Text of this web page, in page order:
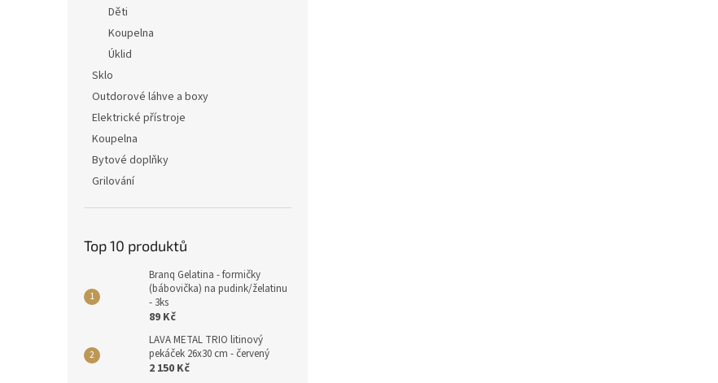
Děti
Koupelna
Úklid
Sklo
Outdorové láhve a boxy
Elektrické přístroje
Koupelna
Bytové doplňky
Grilování
Top 10 produktů
Branq Gelatina - formičky
(bábovička) na pudink/želatinu
- 3ks
89 Kč
LAVA METAL TRIO litinový
pekáček 26x30 cm - červený
2 150 Kč